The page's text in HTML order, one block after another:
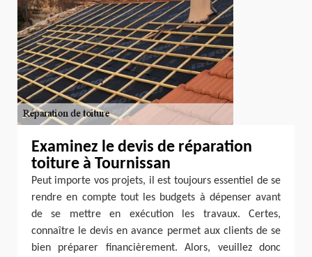
Examinez le devis de réparation
toiture à Tournissan
Peut importe vos projets, il est toujours essentiel de se
rendre en compte tout les budgets à dépenser avant
de se mettre en exécution les travaux. Certes,
connaître le devis en avance permet aux clients de se
bien préparer financièrement. Alors, veuillez donc